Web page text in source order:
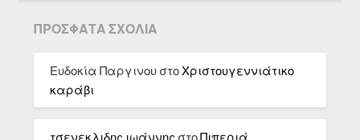
ΠΡΌΣΦΑΤΑ ΣΧΌΛΙΑ
Ευδοκία Παργινου στοΧριστουγεννιάτικο
καράβι
τσενεκλιδης ιωάννης στοΠιπεριά